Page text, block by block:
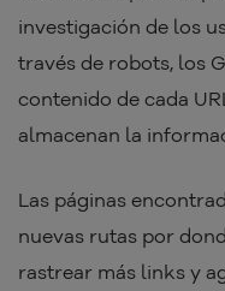
investigación de los
través de robots, los
contenido de cada
almacenan la
Las páginas
nuevas rutas por
rastrear más links y